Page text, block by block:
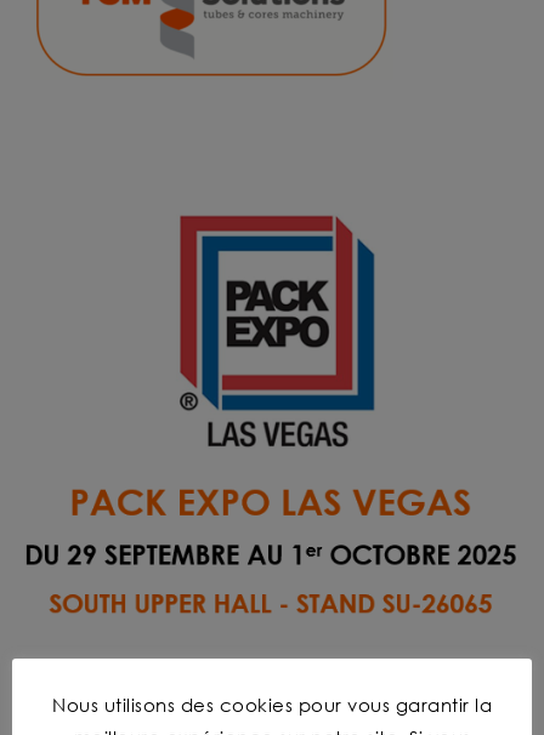
DERNIÈRES ACTUALITÉS
Nous utilisons des cookies pour vous garantir la